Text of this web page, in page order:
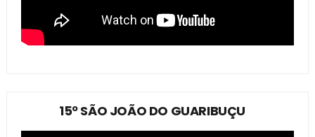
15º SÃO JOÃO DO GUARIBUÇU